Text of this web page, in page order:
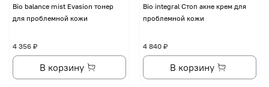
Bio balance mist Evasion тонер
для проблемной кожи
4 356 ₽
В корзину
Bio integral Стоп акне крем для
проблемной кожи
4 840 ₽
В корзину